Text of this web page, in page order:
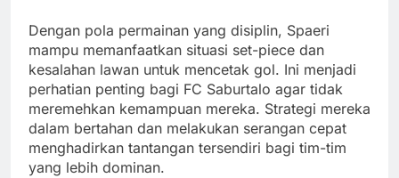
Dengan pola permainan yang disiplin, Spaeri
mampu memanfaatkan situasi set-piece dan
kesalahan lawan untuk mencetak gol. Ini menjadi
perhatian penting bagi FC Saburtalo agar tidak
meremehkan kemampuan mereka. Strategi mereka
dalam bertahan dan melakukan serangan cepat
menghadirkan tantangan tersendiri bagi tim-tim
yang lebih dominan.